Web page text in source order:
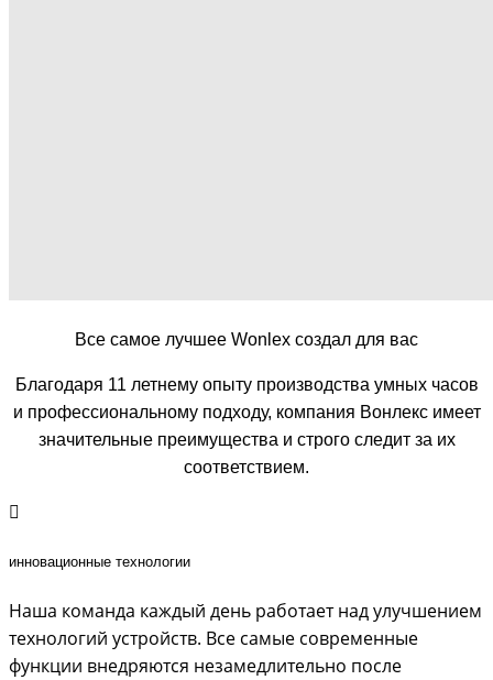
Все самое лучшее Wonlex создал для вас
Благодаря 11 летнему опыту производства умных часов
и профессиональному подходу, компания Вонлекс имеет
значительные преимущества и строго следит за их
соответствием.
инновационные технологии
Наша команда каждый день работает над улучшением
технологий устройств. Все самые современные
функции внедряются незамедлительно после